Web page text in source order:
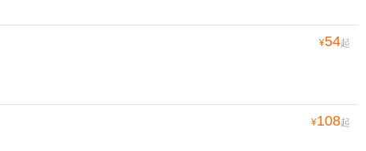
¥54起
¥108起